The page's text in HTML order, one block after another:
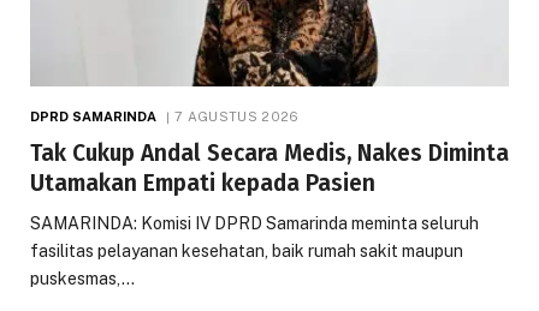
DPRD SAMARINDA 7 AGUSTUS 2026
Tak Cukup Andal Secara Medis, Nakes Diminta
Utamakan Empati kepada Pasien
SAMARINDA: Komisi IV DPRD Samarinda meminta seluruh
fasilitas pelayanan kesehatan, baik rumah sakit maupun
puskesmas,…